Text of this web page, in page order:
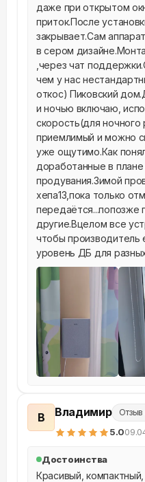
даже при открытом
приток.После
закрывает.Сам
в сером
,через чат
чем у нас
откос) Пиковский
и ночью включаю,
скорость(для
приемлимый и можно
уже ощутимо.Как
доработанные в
продувания.Зимой
хепа13,пока только
передаётся...попозже
другие.Вцелом все
чтобы
уровень ДБ для
В Владимир Отзыв
5.0
Достоинства
Красивый, компактный,